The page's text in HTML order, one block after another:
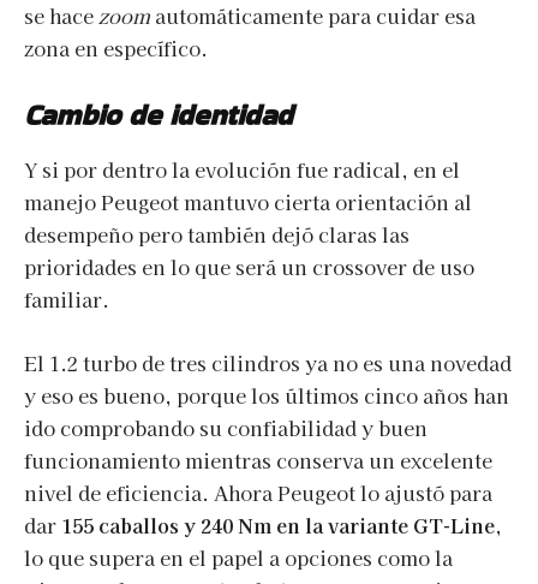
se hacezoom automáticamente para cuidar esa
zona en específico.
Cambio de identidad
Y si por dentro la evolución fue radical, en el
manejo Peugeot mantuvo cierta orientación al
desempeño pero también dejó claras las
prioridades en lo que será un crossover de uso
familiar.
El 1.2 turbo de tres cilindros ya no es una novedad
y eso es bueno, porque los últimos cinco años han
ido comprobando su confiabilidad y buen
funcionamiento mientras conserva un excelente
nivel de eficiencia. Ahora Peugeot lo ajustó para
dar 155 caballos y 240 Nm en la variante GT-Line,
lo que supera en el papel a opciones como la